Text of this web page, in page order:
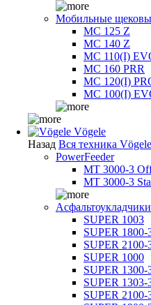
Мобильные
MC 125 Z
MC 140 Z
MC 110(I)
MC 160 PRR
MC 120(I)
MC 100(I)
Vögele
Назад Вся техника Vögele
PowerFeeder
MT 3000-3
MT 3000-3
Асфальтоукладчики
SUPER 1003
SUPER 1800-
SUPER 2100-
SUPER 1000
SUPER 1300-
SUPER 1303-
SUPER 2100-